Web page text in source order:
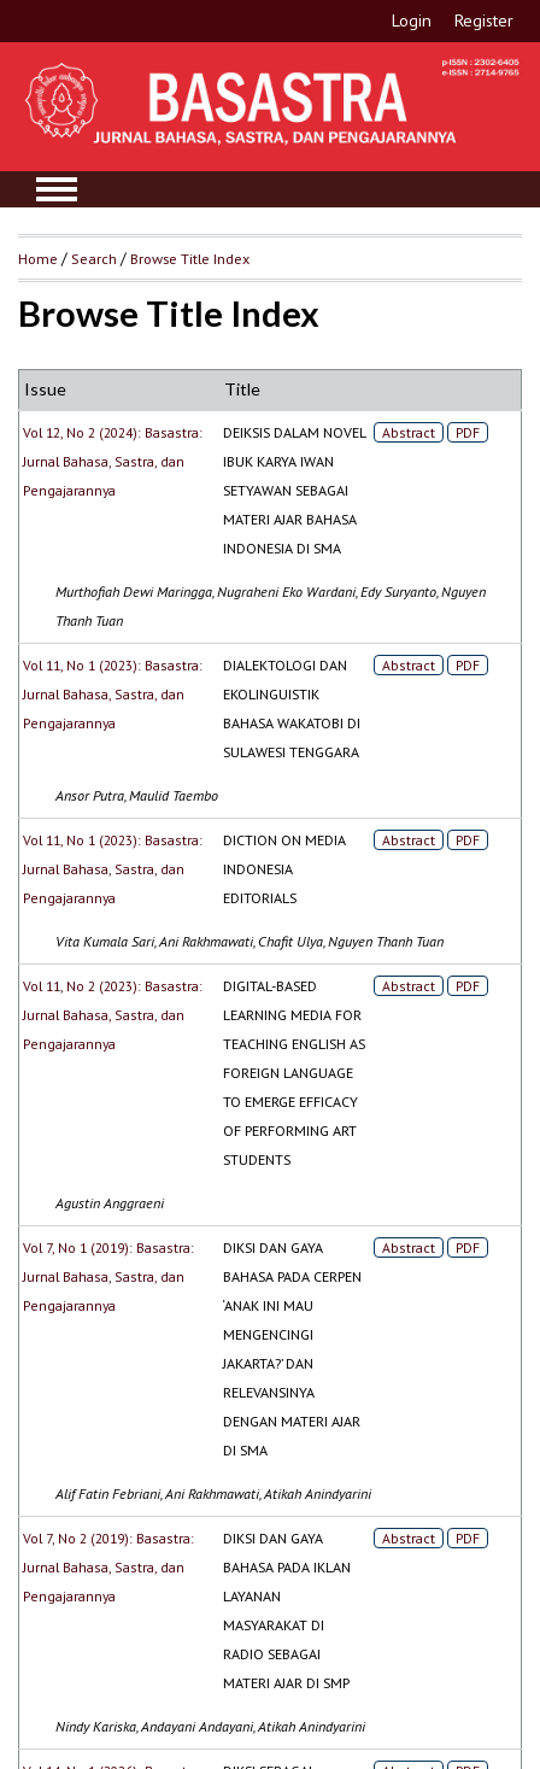
Login Register
Home / Search /Browse Title Index
Browse Title Index
Issue Title
Vol 12, No 2 (2024): Basastra:
Jurnal Bahasa, Sastra, dan
Pengajarannya
DEIKSIS DALAM NOVEL
IBUK KARYA IWAN
SETYAWAN SEBAGAI
MATERI AJAR BAHASA
INDONESIA DI SMA
Abstract PDF
Murthofiah Dewi Maringga, Nugraheni Eko Wardani, Edy Suryanto, Nguyen
Thanh Tuan
Vol 11, No 1 (2023): Basastra:
Jurnal Bahasa, Sastra, dan
Pengajarannya
DIALEKTOLOGI DAN
EKOLINGUISTIK
BAHASA WAKATOBI DI
SULAWESI TENGGARA
Abstract PDF
Ansor Putra, Maulid Taembo
Vol 11, No 1 (2023): Basastra:
Jurnal Bahasa, Sastra, dan
Pengajarannya
DICTION ON MEDIA
INDONESIA
EDITORIALS
Abstract PDF
Vita Kumala Sari, Ani Rakhmawati, Chafit Ulya, Nguyen Thanh Tuan
Vol 11, No 2 (2023): Basastra:
Jurnal Bahasa, Sastra, dan
Pengajarannya
DIGITAL-BASED
LEARNING MEDIA FOR
TEACHING ENGLISH AS
FOREIGN LANGUAGE
TO EMERGE EFFICACY
OF PERFORMING ART
STUDENTS
Abstract PDF
Agustin Anggraeni
Vol 7, No 1 (2019): Basastra:
Jurnal Bahasa, Sastra, dan
Pengajarannya
DIKSI DAN GAYA
BAHASA PADA CERPEN
‘ANAK INI MAU
MENGENCINGI
JAKARTA?’ DAN
RELEVANSINYA
DENGAN MATERI AJAR
DI SMA
Abstract PDF
Alif Fatin Febriani, Ani Rakhmawati, Atikah Anindyarini
Vol 7, No 2 (2019): Basastra:
Jurnal Bahasa, Sastra, dan
Pengajarannya
DIKSI DAN GAYA
BAHASA PADA IKLAN
LAYANAN
MASYARAKAT DI
RADIO SEBAGAI
MATERI AJAR DI SMP
Abstract PDF
Nindy Kariska, Andayani Andayani, Atikah Anindyarini